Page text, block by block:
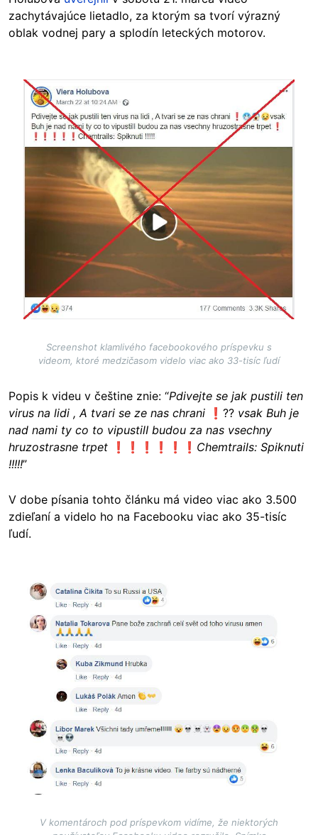
zachytávajúce lietadlo, za ktorým sa tvorí výrazný
oblak vodnej pary a splodín leteckých motorov.
Image
Screenshot klamlivého facebookového príspevku s
videom, ktoré medzičasom videlo viac ako 33-tisíc ľudí
Popis k videu v češtine znie: “Pdivejte se jak pustili ten
virus na lidi , A tvari se ze nas chrani
❗?? vsak Buh je
nad nami ty co to vipustilI budou za nas vsechny
hruzostrasne trpet
❗❗❗❗❗❗ Chemtrails: Spiknuti
!!!!!”
V dobe písania tohto článku má video viac ako 3.500
zdieľaní a videlo ho na Facebooku viac ako 35-tisíc
ľudí.
Image
V komentároch pod príspevkom vidíme, že niektorých